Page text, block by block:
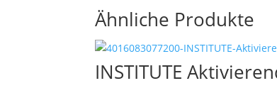
Ähnliche Produkte
INSTITUTE